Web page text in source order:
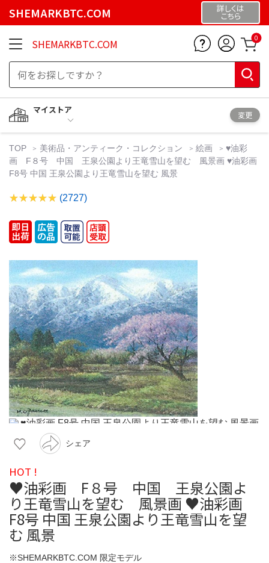
SHEMARKBTC.COM 詳しくは
こちら
SHEMARKBTC.COM 0
マイストア
変更
TOP 美術品・アンティーク・コレクション 絵画
♥油彩
画 F８号 中国 王泉公園より王竜雪山を望む 風景画 ♥油彩画
F8号 中国 王泉公園より王竜雪山を望む 風景
(2727)
シェア
HOT !
♥油彩画 F８号 中国 王泉公園よ
り王竜雪山を望む 風景画 ♥油彩画
F8号 中国 王泉公園より王竜雪山を望
む 風景
※SHEMARKBTC.COM 限定モデル